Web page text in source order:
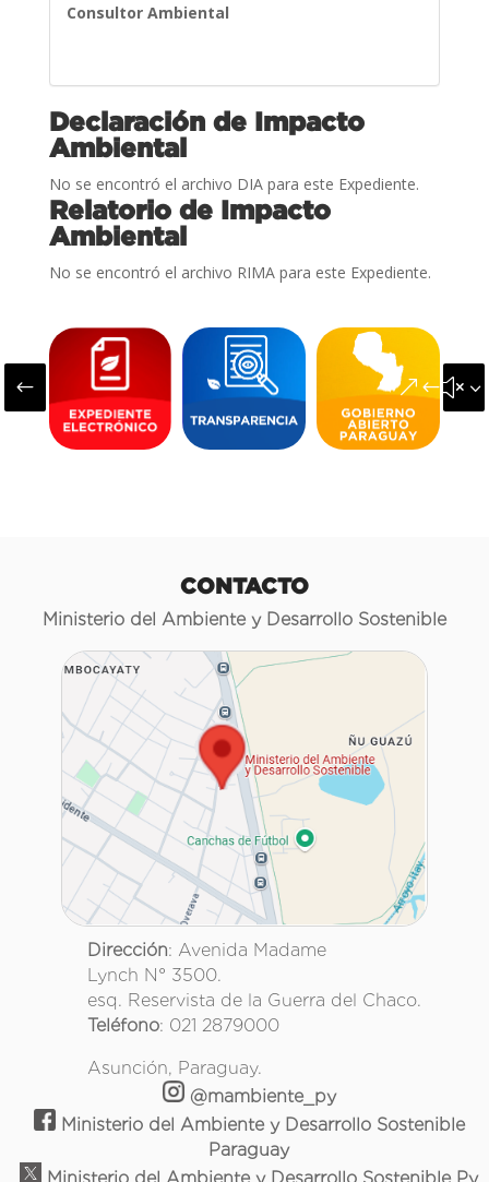
Consultor Ambiental
Declaración de Impacto
Ambiental
No se encontró el archivo DIA para este Expediente.
Relatorio de Impacto
Ambiental
No se encontró el archivo RIMA para este Expediente.
#
CONTACTO
Ministerio del Ambiente y Desarrollo Sostenible
Dirección: Avenida Madame
Lynch N° 3500.
esq. Reservista de la Guerra del Chaco.
Teléfono: 021 2879000
Asunción, Paraguay.
@mambiente_py
Ministerio del Ambiente y Desarrollo Sostenible
Paraguay